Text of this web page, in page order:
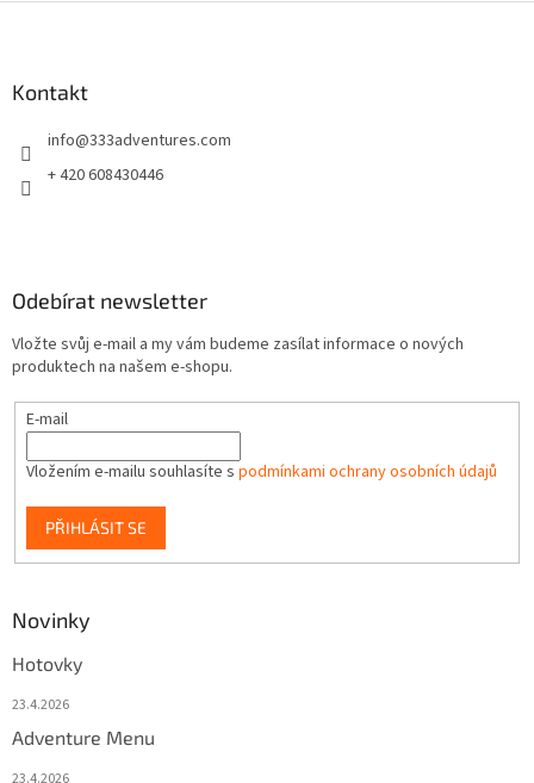
Kontakt
info@333adventures.com
+ 420 608430446
Odebírat newsletter
Vložte svůj e-mail a my vám budeme zasílat informace o nových
produktech na našem e-shopu.
E-mail
Vložením e-mailu souhlasíte s podmínkami ochrany osobních údajů
PŘIHLÁSIT SE
Novinky
Hotovky
23.4.2026
Adventure Menu
23.4.2026